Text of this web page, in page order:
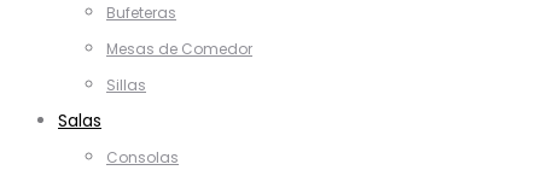
Bufeteras
Mesas de Comedor
Sillas
Salas
Consolas